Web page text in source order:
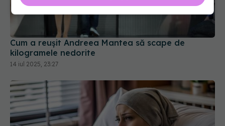
Cum a reușit Andreea Mantea să scape de
kilogramele nedorite
14 iul 2025, 23:27